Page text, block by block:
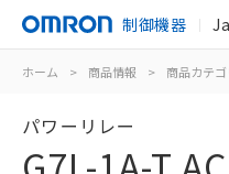
制御機器
ホーム > 商品情報 > 商品カテゴ
パワーリレー